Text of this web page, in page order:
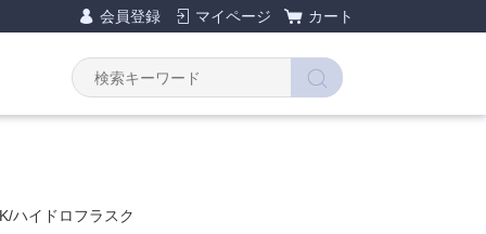
会員登録 マイページ カート
ハイドロフラスク